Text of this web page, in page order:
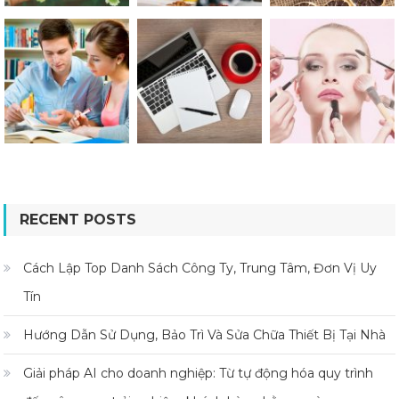
RECENT POSTS
Cách Lập Top Danh Sách Công Ty, Trung Tâm, Đơn Vị Uy
Tín
Hướng Dẫn Sử Dụng, Bảo Trì Và Sửa Chữa Thiết Bị Tại Nhà
Giải pháp AI cho doanh nghiệp: Từ tự động hóa quy trình